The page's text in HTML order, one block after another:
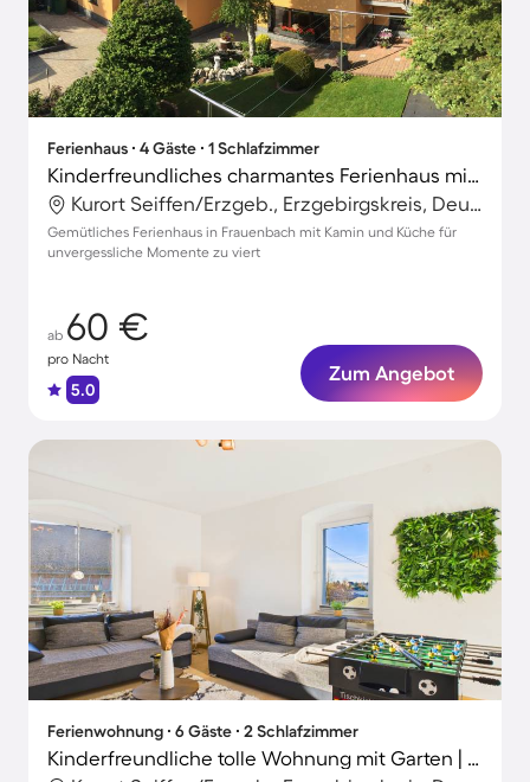
Ferienhaus ∙ 4 Gäste ∙ 1 Schlafzimmer
Kinderfreundliches charmantes Ferienhaus mit Grill
Kurort Seiffen/Erzgeb., Erzgebirgskreis, Deutschland
Gemütliches Ferienhaus in Frauenbach mit Kamin und Küche für
unvergessliche Momente zu viert
ab 60 €
pro Nacht
5.0
Zum Angebot
Ferienwohnung ∙ 6 Gäste ∙ 2 Schlafzimmer
Kinderfreundliche tolle Wohnung mit Garten | Gartenblick | Haustiere sind willkommen